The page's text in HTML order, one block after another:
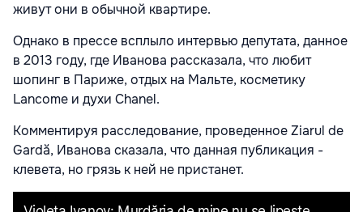
живут они в обычной квартире.
Однако в прессе всплыло интервью депутата, данное
в 2013 году, где Иванова рассказала, что любит
шопинг в Париже, отдых на Мальте, косметику
Lancome и духи Chanel.
Комментируя расследование, проведенное Ziarul de
Gardă, Иванова сказала, что данная публикация -
клевета, но грязь к ней не пристанет.